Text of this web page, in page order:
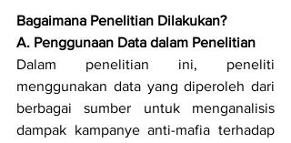
Bagaimana Penelitian Dilakukan?
A. Penggunaan Data dalam Penelitian
Dalam penelitian ini, peneliti
menggunakan data yang diperoleh dari
berbagai sumber untuk menganalisis
dampak kampanye anti-mafia terhadap